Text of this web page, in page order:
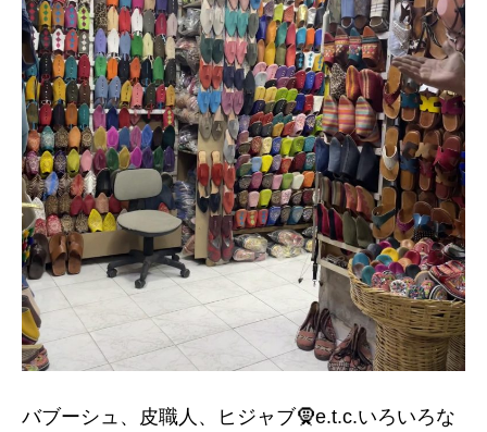
バブーシュ、皮職人、ヒジャブ🧕e.t.c.いろいろな